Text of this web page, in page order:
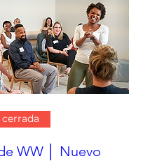
cerrada
WW │ Nuevo